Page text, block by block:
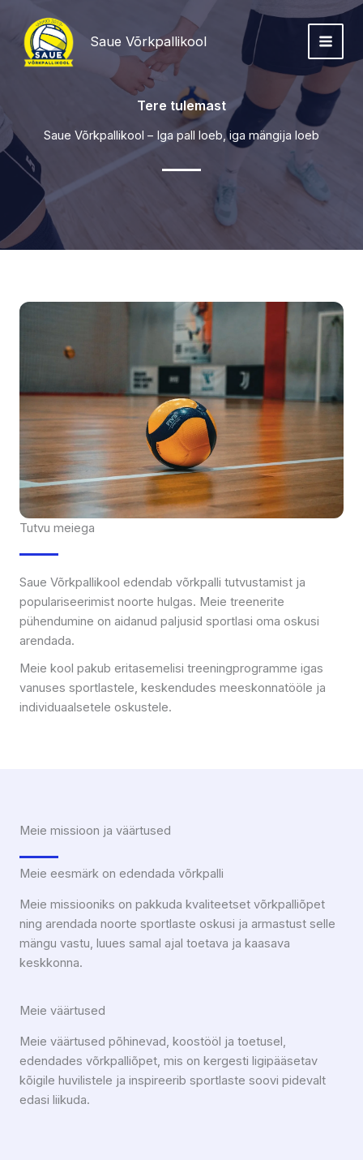
content
Saue Võrkpallikool
Tere tulemast
Saue Võrkpallikool – Iga pall loeb, iga mängija loeb
Tutvu meiega
Saue Võrkpallikool edendab võrkpalli tutvustamist ja
populariseerimist noorte hulgas. Meie treenerite
pühendumine on aidanud paljusid sportlasi oma oskusi
arendada.
Meie kool pakub eritasemelisi treeningprogramme igas
vanuses sportlastele, keskendudes meeskonnatööle ja
individuaalsetele oskustele.
Meie missioon ja väärtused
Meie eesmärk on edendada võrkpalli
Meie missiooniks on pakkuda kvaliteetset võrkpalliõpet
ning arendada noorte sportlaste oskusi ja armastust selle
mängu vastu, luues samal ajal toetava ja kaasava
keskkonna.
Meie väärtused
Meie väärtused põhinevad, koostööl ja toetusel,
edendades võrkpalliõpet, mis on kergesti ligipääsetav
kõigile huvilistele ja inspireerib sportlaste soovi pidevalt
edasi liikuda.